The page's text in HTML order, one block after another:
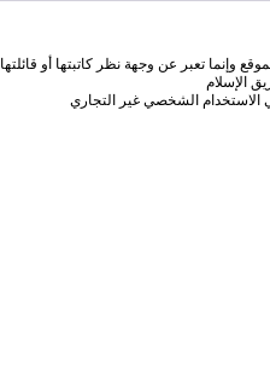
وإنما تعبر عن وجهة نظر كاتبتها أو قائلتها
الإسلام
الاستخدام الشخصي غير التجاري